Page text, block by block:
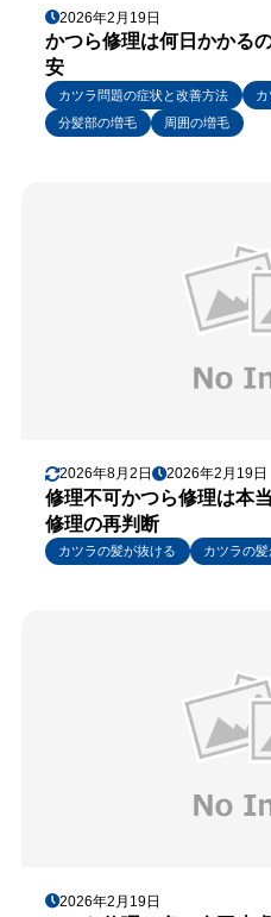
2026年2月19日
かつら修理は何日かかる
安
カツラ問題の症状と改善方法
分髪部の増毛
周囲の増毛
2026年8月2日 2026年2月19日
修理不可かつら修理は本
修理の再判断
カツラの髪が抜ける カツラの
2026年2月19日